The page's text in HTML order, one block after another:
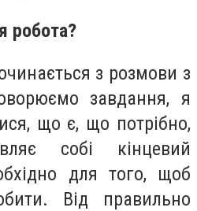
робота?
з розмови з
завдання, я
що є, що потрібно,
собі кінцевий
для того, щоб
Від правильно